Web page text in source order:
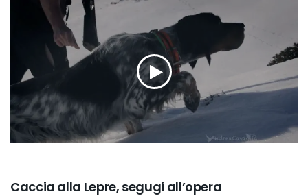
Caccia alla Lepre, segugi all’opera